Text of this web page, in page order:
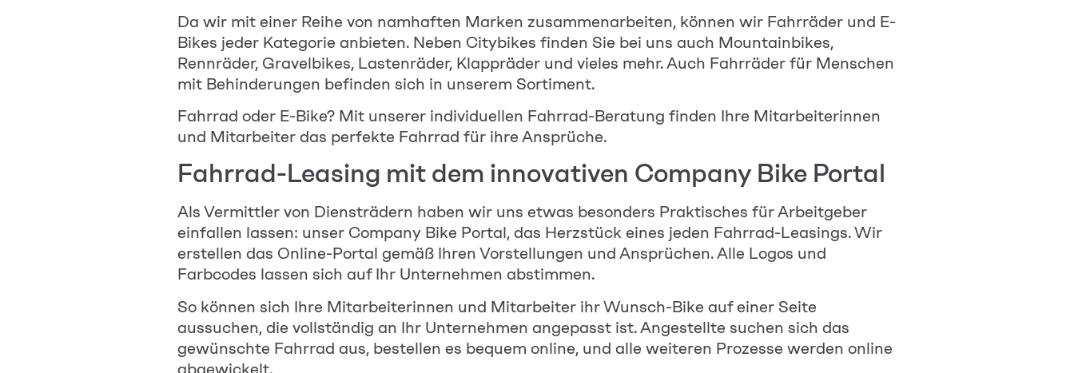
Da wir mit einer Reihe von namhaften Marken zusammenarbeiten, können wir Fahrräder und E-
Bikes jeder Kategorie anbieten. Neben Citybikes finden Sie bei uns auch Mountainbikes,
Rennräder, Gravelbikes, Lastenräder, Klappräder und vieles mehr. Auch Fahrräder für Menschen
mit Behinderungen befinden sich in unserem Sortiment.
Fahrrad oder E-Bike? Mit unserer individuellen Fahrrad-Beratung finden Ihre Mitarbeiterinnen
und Mitarbeiter das perfekte Fahrrad für ihre Ansprüche.
Fahrrad-Leasing mit dem innovativen Company Bike Portal
Als Vermittler von Diensträdern haben wir uns etwas besonders Praktisches für Arbeitgeber
einfallen lassen: unser Company Bike Portal, das Herzstück eines jeden Fahrrad-Leasings. Wir
erstellen das Online-Portal gemäß Ihren Vorstellungen und Ansprüchen. Alle Logos und
Farbcodes lassen sich auf Ihr Unternehmen abstimmen.
So können sich Ihre Mitarbeiterinnen und Mitarbeiter ihr Wunsch-Bike auf einer Seite
aussuchen, die vollständig an Ihr Unternehmen angepasst ist. Angestellte suchen sich das
gewünschte Fahrrad aus, bestellen es bequem online, und alle weiteren Prozesse werden online
abgewickelt.